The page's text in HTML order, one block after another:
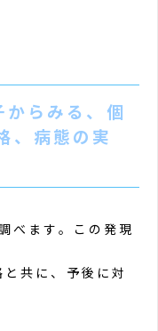
からみる、個
、病態の実
べます。この発現
共に、予後に対